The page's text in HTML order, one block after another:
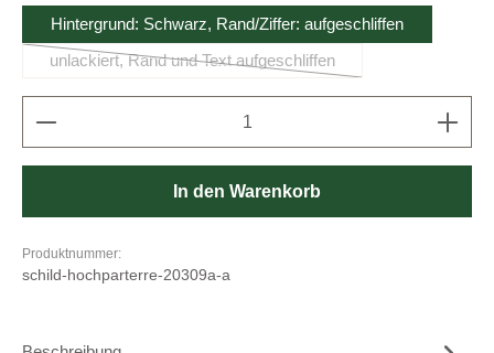
Hintergrund: Schwarz, Rand/Ziffer: aufgeschliffen
unlackiert, Rand und Text aufgeschliffen
(Diese Option ist zurzeit nicht verfügbar.)
Produkt Anzahl: Gib den gewünschten Wert ein
In den Warenkorb
Produktnummer:
schild-hochparterre-20309a-a